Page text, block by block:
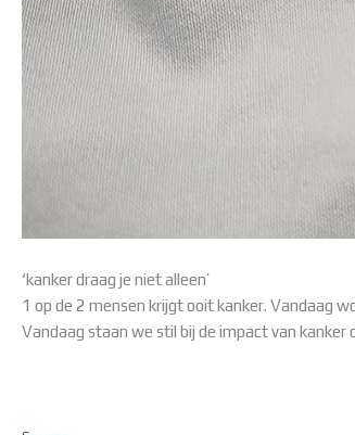
‘kanker draag je niet alleen’
1 op de 2 mensen krijgt ooit kanker. Vandaag
Vandaag staan we stil bij de impact van kanker